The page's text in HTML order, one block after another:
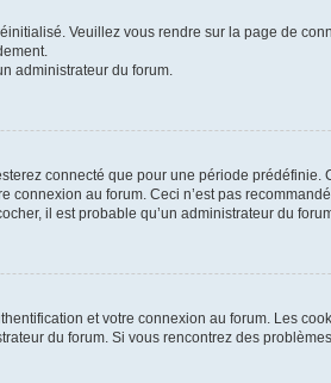
Veuillez vous rendre sur la page de
administrateur du forum.
connecté que pour une période prédéfinie.
au forum. Ceci n’est pas
il est probable qu’un administrateur du
et votre connexion au forum. Les
du forum. Si vous rencontrez des